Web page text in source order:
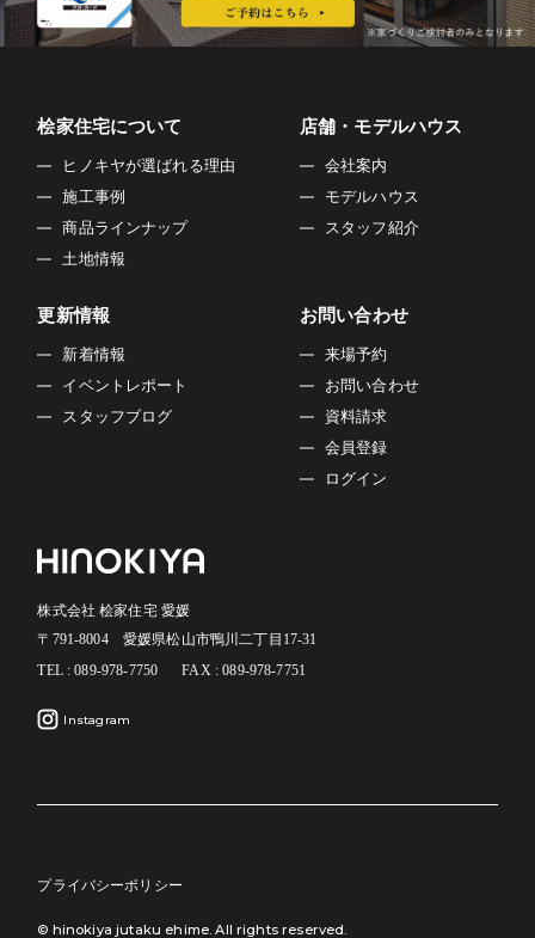
桧家住宅について
ヒノキヤが選ばれる理由
施工事例
商品ラインナップ
土地情報
店舗・モデルハウス
会社案内
モデルハウス
スタッフ紹介
更新情報
新着情報
イベントレポート
スタッフブログ
お問い合わせ
来場予約
お問い合わせ
資料請求
会員登録
ログイン
株式会社 桧家住宅 愛媛
〒791-8004 愛媛県松山市鴨川二丁目17-31
TEL : 089-978-7750
FAX : 089-978-7751
Instagram
プライバシーポリシー
© hinokiya jutaku ehime. All rights reserved.